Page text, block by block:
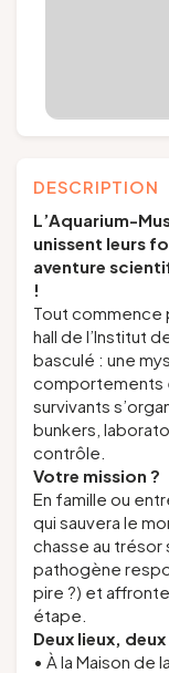
DESCRIPTION
L’Aquarium-
unissent leurs
aventure
!
Tout commence
hall de l’Institut
basculé : une
comportements
survivants
bunkers,
contrôle.
Votre mission ?
En famille ou
qui sauvera le
chasse au trésor
pathogène
pire ?) et
étape.
Deux lieux,
• À la Maison de